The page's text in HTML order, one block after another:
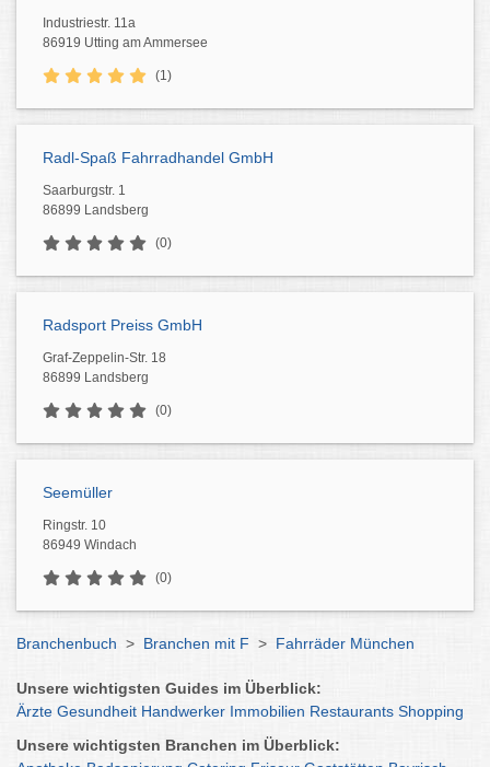
Industriestr. 11a
86919 Utting am Ammersee
(1)
Radl-Spaß Fahrradhandel GmbH
Saarburgstr. 1
86899 Landsberg
(0)
Radsport Preiss GmbH
Graf-Zeppelin-Str. 18
86899 Landsberg
(0)
Seemüller
Ringstr. 10
86949 Windach
(0)
Branchenbuch > Branchen mit F > Fahrräder München
Unsere wichtigsten Guides im Überblick:
Ärzte Gesundheit Handwerker Immobilien Restaurants Shopping
Unsere wichtigsten Branchen im Überblick: